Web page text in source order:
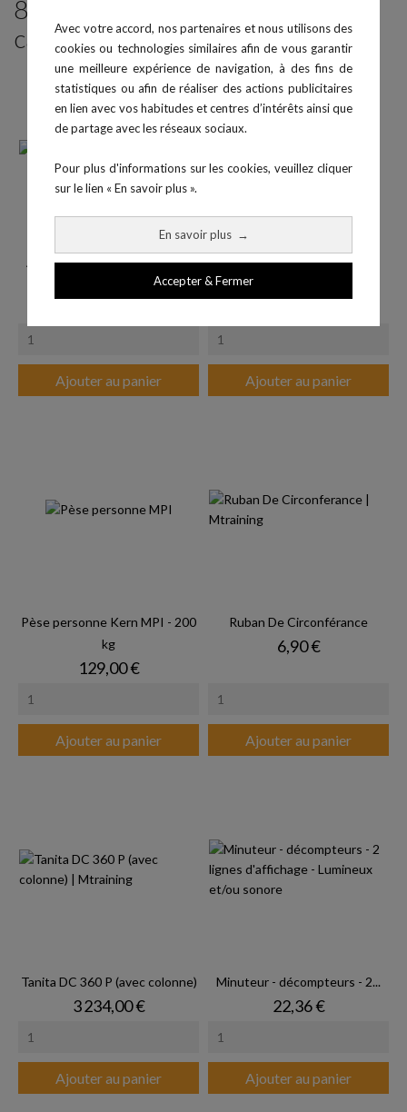
Avec votre accord, nos partenaires et nous utilisons des
cookies ou technologies similaires afin de vous garantir
une meilleure expérience de navigation, à des fins de
statistiques ou afin de réaliser des actions publicitaires
en lien avec vos habitudes et centres d’intérêts ainsi que
de partage avec les réseaux sociaux.
Pour plus d'informations sur les cookies, veuillez cliquer
sur le lien « En savoir plus ».
En savoir plus →
Accepter & Fermer
8 produits parmi ceux de la même
catégorie :
Algomètre numérique FPX25
Ajouter au panier
Dynamomètre à Main Takeï
Ajouter au panier
Pèse personne Kern MPI - 200
kg
Prix
129,00 €
Ajouter au panier
Ruban De Circonférance
Prix
6,90 €
Ajouter au panier
Tanita DC 360 P (avec colonne)
Prix
3 234,00 €
Ajouter au panier
Minuteur - décompteurs - 2...
Prix
22,36 €
Ajouter au panier